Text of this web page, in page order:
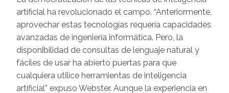
artificial ha revolucionado el campo. “Anteriormente,
aprovechar estas tecnologías requería capacidades
avanzadas de ingeniería informática. Pero, la
disponibilidad de consultas de lenguaje natural y
fáciles de usar ha abierto puertas para que
cualquiera utilice herramientas de inteligencia
artificial” expuso Webster. Aunque la experiencia en